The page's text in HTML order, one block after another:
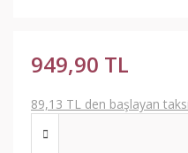
949,90 TL
89,13 TL den başlayan